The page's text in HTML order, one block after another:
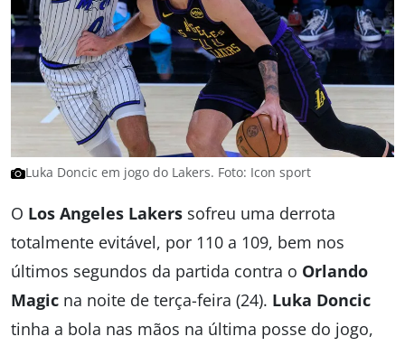
Luka Doncic em jogo do Lakers. Foto: Icon sport
O Los Angeles Lakers sofreu uma derrota
totalmente evitável, por 110 a 109, bem nos
últimos segundos da partida contra o Orlando
Magic na noite de terça-feira (24). Luka Doncic
tinha a bola nas mãos na última posse do jogo,